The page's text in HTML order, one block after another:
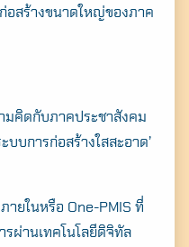
อสร้างขนาดใหญ่ของภาค
มคิดกับภาคประชาสังคม
บการก่อสร้างใสสะอาด’
ายในหรือ One-PMIS ที่
รผ่านเทคโนโลยีดิจิทัล